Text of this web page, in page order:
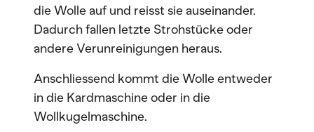
die Wolle auf und reisst sie auseinander.
Dadurch fallen letzte Strohstücke oder
andere Verunreinigungen heraus.
Anschliessend kommt die Wolle entweder
in die Kardmaschine oder in die
Wollkugelmaschine.